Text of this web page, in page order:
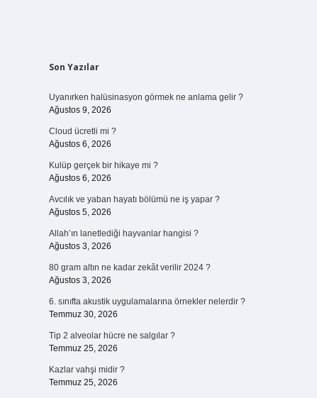
Sidebar
Son Yazılar
Uyanırken halüsinasyon görmek ne anlama gelir ?
Ağustos 9, 2026
Cloud ücretli mi ?
Ağustos 6, 2026
Kulüp gerçek bir hikaye mi ?
Ağustos 6, 2026
Avcılık ve yaban hayatı bölümü ne iş yapar ?
Ağustos 5, 2026
Allah’ın lanetlediği hayvanlar hangisi ?
Ağustos 3, 2026
80 gram altın ne kadar zekât verilir 2024 ?
Ağustos 3, 2026
6. sınıfta akustik uygulamalarına örnekler nelerdir ?
Temmuz 30, 2026
Tip 2 alveolar hücre ne salgılar ?
Temmuz 25, 2026
Kazlar vahşi midir ?
Temmuz 25, 2026